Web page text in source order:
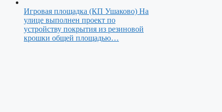
Игровая площадка (КП Ушаково) На
улице выполнен проект по
устройству покрытия из резиновой
крошки общей площадью…